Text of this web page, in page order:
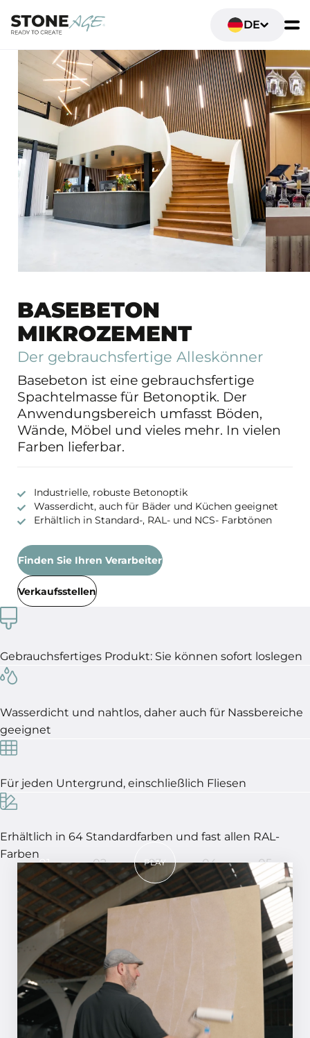
DE
BASEBETON
MIKROZEMENT
Der gebrauchsfertige Alleskönner
Basebeton ist eine gebrauchsfertige
Spachtelmasse für Betonoptik. Der
Anwendungsbereich umfasst Böden,
Wände, Möbel und vieles mehr. In vielen
Farben lieferbar.
Industrielle, robuste Betonoptik
Wasserdicht, auch für Bäder und Küchen geeignet
Erhältlich in Standard-, RAL- und NCS- Farbtönen
Finden Sie Ihren Verarbeiter
Verkaufsstellen
Gebrauchsfertiges Produkt: Sie können sofort loslegen
Wasserdicht und nahtlos, daher auch für Nassbereiche
geeignet
Für jeden Untergrund, einschließlich Fliesen
Erhältlich in 64 Standardfarben und fast allen RAL-
Farben
PLAY
01 02 03 04 05
In 5 Schritten ein perfektes
Ergebnis!
SCHRITT 01
Grundieren Sie die Oberfläche mit
Basebeton Primer. Haben Sie einen
saugfähigen Untergrund? Dann
verdünnen Sie die Grundierung 1:1 mit
Wasser.